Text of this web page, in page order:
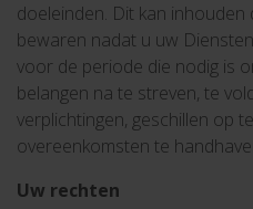
doeleinden. Dit kan
bewaren nadat u uw
voor de periode die nodig is
belangen na te streven, te
verplichtingen, geschillen op
overeenkomsten te
Uw rechten